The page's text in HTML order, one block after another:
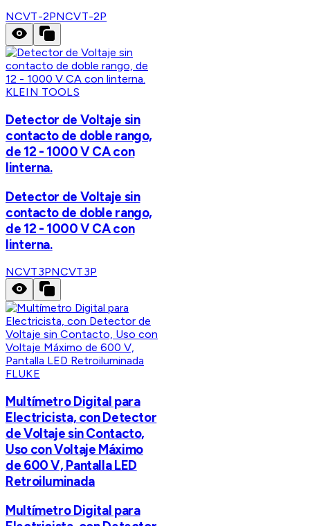
NCVT-2PNCVT-2P
KLEIN TOOLS
Detector de Voltaje sin
contacto de doble rango,
de 12 - 1000 V CA con
linterna.
Detector de Voltaje sin
contacto de doble rango,
de 12 - 1000 V CA con
linterna.
NCVT3PNCVT3P
FLUKE
Multímetro Digital para
Electricista, con Detector
de Voltaje sin Contacto,
Uso con Voltaje Máximo
de 600 V, Pantalla LED
Retroiluminada
Multímetro Digital para